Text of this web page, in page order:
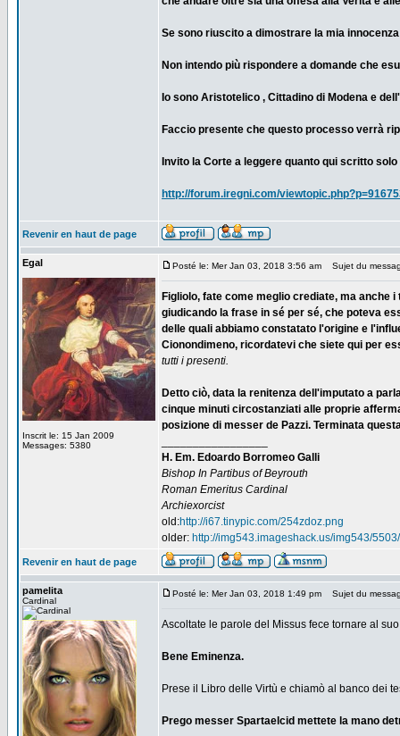
Se sono riuscito a dimostrare la mia
Non intendo più rispondere a domande che
Io sono Aristotelico , Cittadino di Modena e
Faccio presente che questo processo verrà
Invito la Corte a leggere quanto qui scritto
http://forum.iregni.com/
Revenir en haut de page
Egal
Inscrit le: 15 Jan 2009
Messages: 5380
Posté le: Mer Jan 03, 2018 3:56 am Sujet du
Figliolo, fate come meglio crediate, ma anche
giudicando la frase in sé per sé, che poteva
delle quali abbiamo constatato l'origine e
Cionondimeno, ricordatevi che siete qui per
tutti i presenti.
Detto ciò, data la renitenza dell'imputato a
cinque minuti circostanziati alle proprie
posizione di messer de Pazzi. Terminata
H. Em. Edoardo Borromeo Galli
Bishop In Partibus of Beyrouth
Roman Emeritus Cardinal
Archiexorcist
old:http://i67.tinypic.com/254zdoz.png
older: http://img543.imageshack.us/img543/
Revenir en haut de page
pamelita
Cardinal
Posté le: Mer Jan 03, 2018 1:49 pm Sujet du
Ascoltate le parole del Missus fece tornare al
Bene Eminenza.
Prese il Libro delle Virtù e chiamò al banco dei
Prego messer Spartaelcid mettete la mano